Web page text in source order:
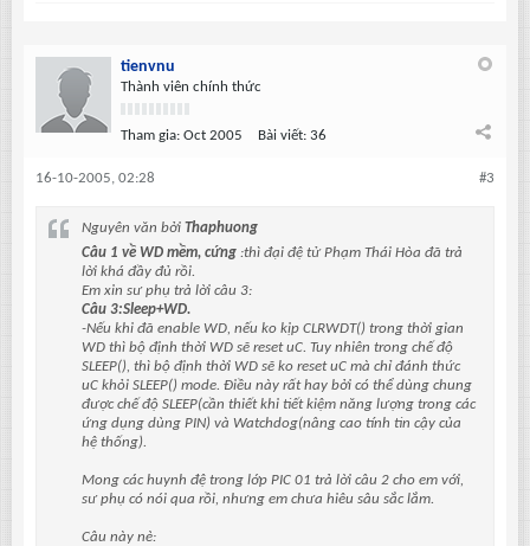
tienvnu
Thành viên chính thức
Tham gia: Oct 2005 Bài viết: 36
#3
16-10-2005, 02:28
Nguyên văn bởi Thaphuong
Câu 1 về WD mềm, cứng :thì đại đệ tử Phạm Thái Hòa đã trả
lời khá đầy đủ rồi.
Em xin sư phụ trả lời câu 3:
Câu 3:Sleep+WD.
-Nếu khi đã enable WD, nếu ko kịp CLRWDT() trong thời gian
WD thì bộ định thời WD sẽ reset uC. Tuy nhiên trong chế độ
SLEEP(), thì bộ định thời WD sẽ ko reset uC mà chỉ đánh thức
uC khỏi SLEEP() mode. Điều này rất hay bởi có thể dùng chung
được chế độ SLEEP(cần thiết khi tiết kiệm năng lượng trong các
ứng dụng dùng PIN) và Watchdog(nâng cao tính tin cậy của
hệ thống).
Mong các huynh đệ trong lớp PIC 01 trả lời câu 2 cho em với,
sư phụ có nói qua rồi, nhưng em chưa hiêu sâu sắc lắm.
Câu này nè: